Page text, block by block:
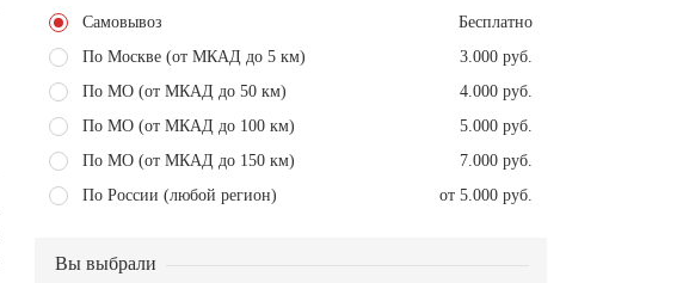
Самовывоз
Бесплатно
По Москве (от МКАД до 5 км)
3.000 руб.
По МО (от МКАД до 50 км)
4.000 руб.
По МО (от МКАД до 100 км)
5.000 руб.
По МО (от МКАД до 150 км)
7.000 руб.
По России (любой регион)
от 5.000 руб.
Вы выбрали